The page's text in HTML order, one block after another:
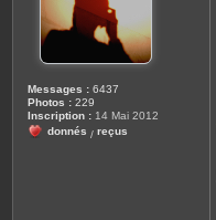
Messages : 6437
Photos : 229
Inscription : 14 Mai 2012
donnés / reçus